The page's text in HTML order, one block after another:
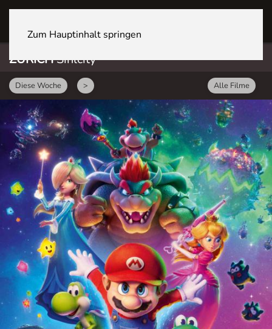
Zum Hauptinhalt springen
ZÜRICHSihlcity
Diese Woche > Alle Filme